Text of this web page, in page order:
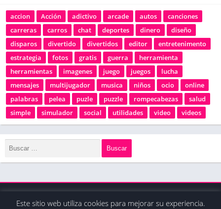
accion Acción adictivo arcade autos
canciones
carreras
carros chat deportes dinero
diseño
disparos
divertido divertidos editor
entretenimento
estrategia
fotos gratis guerra
herramienta
herramientas
imagenes juego juegos
lucha
mensajes
multijugador musica niños ocio
online
palabras
pelea puzle puzzle rompecabezas
salud
simple
simulador social utilidades video videos
© 2020 - Derechos reservados / La tienda de apps
Este sitio web utiliza cookies para mejorar su experiencia.